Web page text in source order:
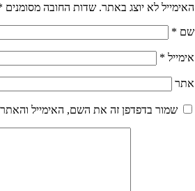
האימייל לא יוצג באתר. שדות החובה מסומנים
שם *
אימייל *
אתר
שמור בדפדפן זה את השם, האימייל